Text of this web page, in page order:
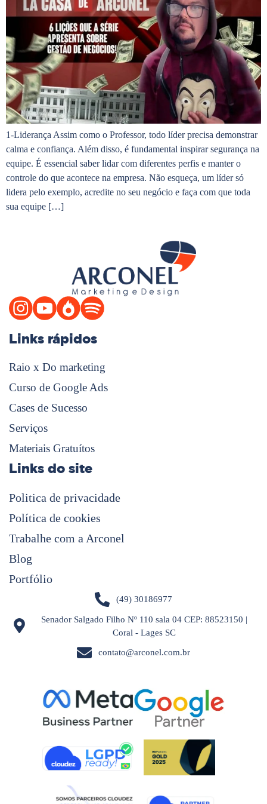
1-Liderança Assim como o Professor, todo líder precisa demonstrar
calma e confiança. Além disso, é fundamental inspirar segurança na
equipe. É essencial saber lidar com diferentes perfis e manter o
controle do que acontece na empresa. Não esqueça, um líder só
lidera pelo exemplo, acredite no seu negócio e faça com que toda
sua equipe […]
Links rápidos
Raio x Do marketing
Curso de Google Ads
Cases de Sucesso
Serviços
Materiais Gratuítos
Links do site
Politica de privacidade
Política de cookies
Trabalhe com a Arconel
Blog
Portfólio
(49) 30186977
Senador Salgado Filho Nº 110 sala 04 CEP: 88523150 |
Coral - Lages SC
contato@arconel.com.br